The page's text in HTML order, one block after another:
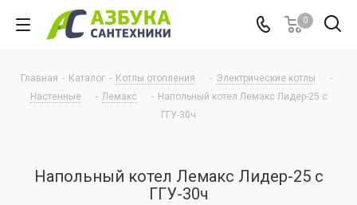
0
Главная - Каталог - Котлы отопления - Электрические котлы
-
Настенные
- Лемакс - Напольный котел Лемакс Лидер-25 с
ГГУ-30ч
Напольный котел Лемакс Лидер-25 с
ГГУ-30ч